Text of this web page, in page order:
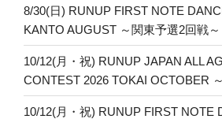
8/30(日) RUNUP FIRST NOTE
KANTO AUGUST ～関東予選2回戦～
10/12(月・祝) RUNUP JAPAN ALL
CONTEST 2026 TOKAI OCTOBER
10/12(月・祝) RUNUP FIRST NOTE